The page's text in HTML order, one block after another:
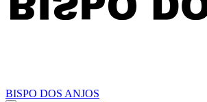
BISPO DOS ANJOS